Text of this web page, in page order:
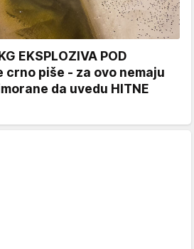
EKSPLOZIVA POD
crno piše - za ovo nemaju
da uvedu HITNE